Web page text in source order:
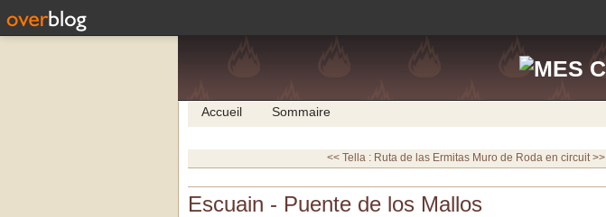
Accueil Sommaire
<< Tella : Ruta de las Ermitas Muro de Roda en circuit >>
Escuain - Puente de los Mallos